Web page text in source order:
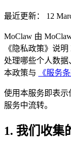
最近更新： 12
MoClaw 由
《隐私政策》说
处理哪些个人数据
本政策与
《服务条
使用本服务即表
服务中流转。
1. 我们收集